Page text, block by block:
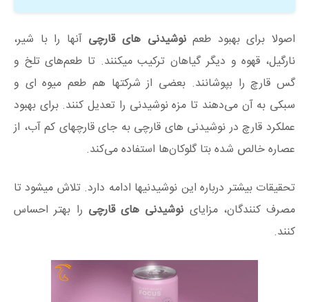
اصولا برای بهبود طعمنوشیدنی های قارچیآنها را با شیر،
نارگیل، قهوه و دیگر گیاهان ترکیب میکنند. تا طعم‌های تلخ و
گس قارچ را بپوشانند. بعضی از شرکتها هم طعم میوه ای و
سبکی به آن می‌دهند تا مزه نوشیدنی را تعدیل کنند. برای بهبود
عملکرد قارچ در نوشیدنی های قارچی به جای قارچهای کم آب، از
عصاره خالص شده بتا گلوکان‌ها استفاده می‌کند.
تحقیقات بیشتر درباره این نوشیدنیها ادامه دارد. تلاش میشود تا
مصرف کنندگان، مزایای نوشیدنی های قارچی را بهتر احساس
کنند.